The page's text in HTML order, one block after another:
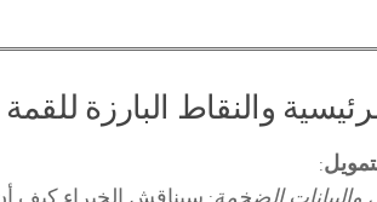
والنقاط البارزة للقمة
: